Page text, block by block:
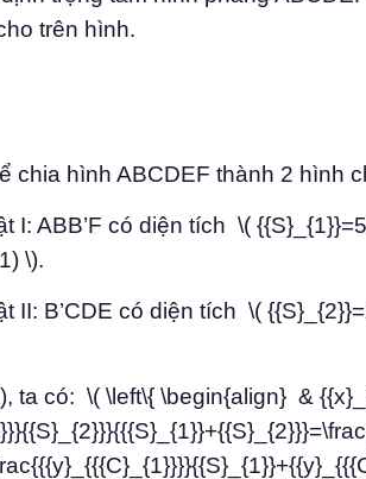
trên hình.
chia hình ABCDEF thành 2 hình
I: ABB’F có diện tích \(
\).
II: B’CDE có diện tích \(
ta có: \( \left\{ \begin{align} &